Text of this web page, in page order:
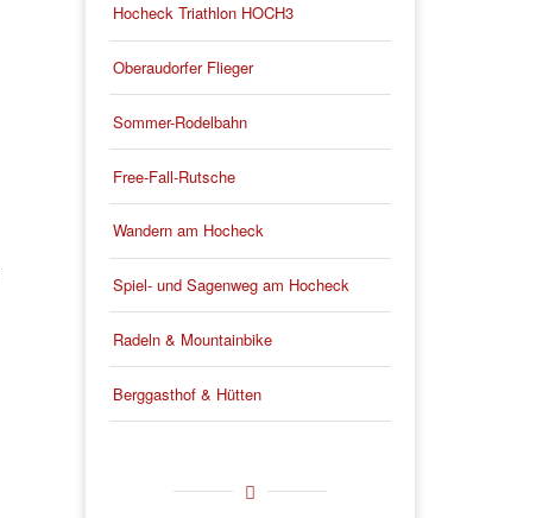
Hocheck Triathlon HOCH3
Oberaudorfer Flieger
Sommer-Rodelbahn
Free-Fall-Rutsche
Wandern am Hocheck
Spiel- und Sagenweg am Hocheck
Radeln & Mountainbike
Berggasthof & Hütten